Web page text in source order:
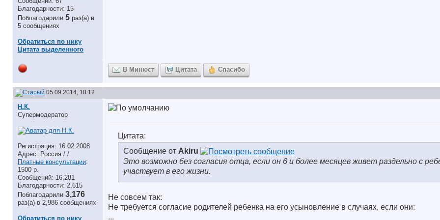
Благодарности: 15
Поблагодарили 5 раз(а) в
5 сообщениях
Обратиться по нику
Цитата выделенного
В Минюст Цитата Спасибо
05.09.2014, 18:12
Н.К.
Супермодератор
Регистрация: 16.02.2008
Адрес: Россия / /
Платные консультации:
1500 р.
Сообщений: 16,281
Благодарности: 2,615
Поблагодарили 3,176
раз(а) в 2,986 сообщениях
Обратиться по нику
Цитата:
Сообщение от Akiru
Это возможно без согласия отца, если он 6 и более месяцев живет раздельно с
участвует в его жизни.
Не совсем так:
Не требуется согласие родителей ребенка на его усыновление в случаях, если они:
...